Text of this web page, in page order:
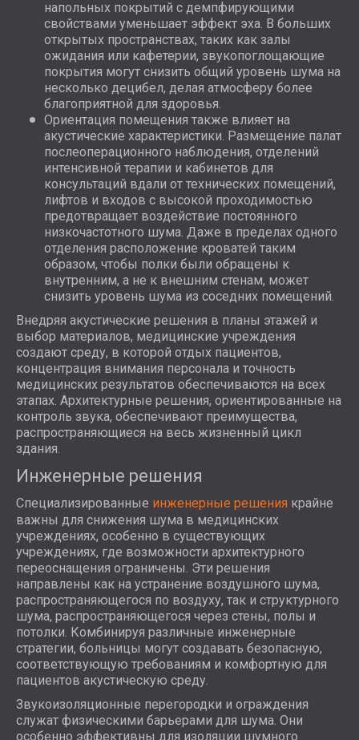
напольных покрытий с демпфирующими
свойствами уменьшает эффект эха. В больших
открытых пространствах, таких как залы
ожидания или кафетерии, звукопоглощающие
покрытия могут снизить общий уровень шума на
несколько децибел, делая атмосферу более
благоприятной для здоровья.
Ориентация помещения также влияет на
акустические характеристики. Размещение палат
послеоперационного наблюдения, отделений
интенсивной терапии и кабинетов для
консультаций вдали от технических помещений,
лифтов и входов с высокой проходимостью
предотвращает воздействие постоянного
низкочастотного шума. Даже в пределах одного
отделения расположение кроватей таким
образом, чтобы полки были обращены к
внутренним, а не к внешним стенам, может
снизить уровень шума из соседних помещений.
Внедряя акустические решения в планы этажей и
выбор материалов, медицинские учреждения
создают среду, в которой отдых пациентов,
концентрация внимания персонала и точность
медицинских результатов обеспечиваются на всех
этапах. Архитектурные решения, ориентированные на
контроль звука, обеспечивают преимущества,
распространяющиеся на весь жизненный цикл
здания.
Инженерные решения
Специализированные инженерные решения крайне
важны для снижения шума в медицинских
учреждениях, особенно в существующих
учреждениях, где возможности архитектурного
переоснащения ограничены. Эти решения
направлены как на устранение воздушного шума,
распространяющегося по воздуху, так и структурного
шума, распространяющегося через стены, полы и
потолки. Комбинируя различные инженерные
стратегии, больницы могут создавать безопасную,
соответствующую требованиям и комфортную для
пациентов акустическую среду.
Звукоизоляционные перегородки и ограждения
служат физическими барьерами для шума. Они
особенно эффективны для изоляции шумного